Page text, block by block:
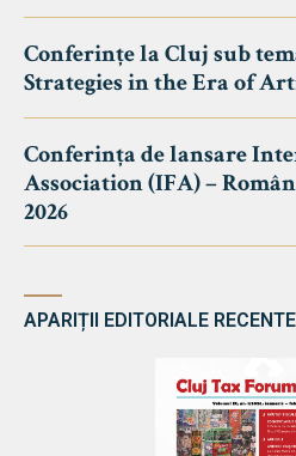
Conferințe la Cluj sub
Strategies in the Era of
Conferința de lansare
Association (IFA) –
2026
APARIȚII EDITORIALE RECENTE